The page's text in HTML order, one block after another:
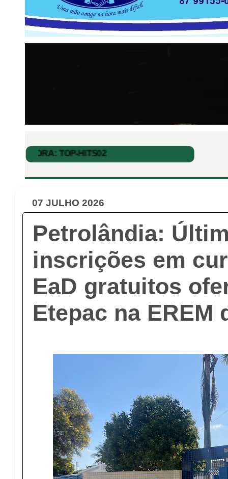
07 JULHO 2026
Petrolândia:
inscrições em
EaD gratuitos
Etepac na EREM